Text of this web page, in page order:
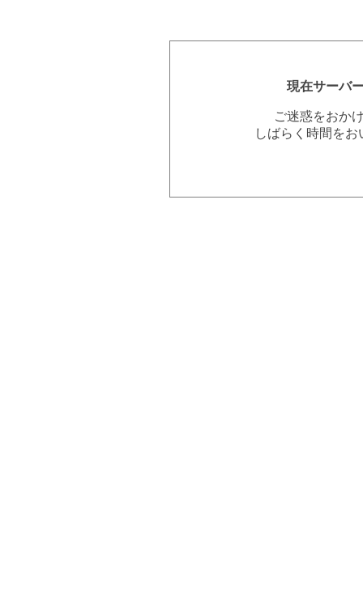
現在サーバ
ご迷惑をおか
しばらく時間を